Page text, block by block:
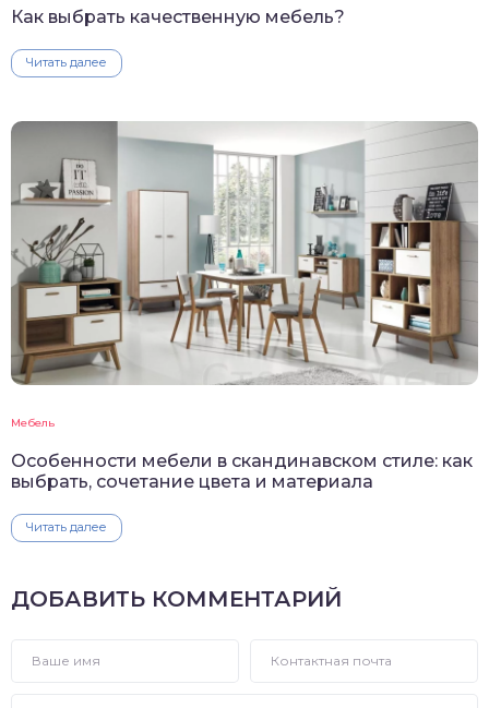
Как выбрать качественную мебель?
Читать далее
Мебель
Особенности мебели в скандинавском стиле: как
выбрать, сочетание цвета и материала
Читать далее
ДОБАВИТЬ КОММЕНТАРИЙ